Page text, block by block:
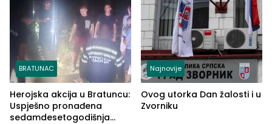
BRATUNAC
Herojska akcija u Bratuncu:
Uspješno pronađena
sedamdesetogodišnja
Najnovije
Ovog utorka Dan žalosti i u
Zvorniku